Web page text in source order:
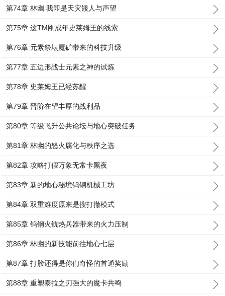
第74章 林幽 我即是天灾矮人与声望
第75章 这TM刚成年史莱姆王的线索
第76章 元素祭坛魔矿带来的科技升级
第77章 五边形战士元素之神的试炼
第78章 史莱姆王已经苏醒
第79章 晋阶在望丰厚的战利品
第80章 等级飞升公共论坛与地心突破任务
第81章 林幽的怒火腐化与秩序之选
第82章 攻略打假万象无常卡黑夜
第83章 新的地心秘境钨钢机械工坊
第84章 双重难度原来是搜打撤模式
第85章 钨钢火铳热兵器带来的火力压制
第86章 林幽的新技能前往地心七层
第87章 打脸还得是你们奇怪的首通奖励
第88章 重塑泰拉之刃强大的魔卡共鸣